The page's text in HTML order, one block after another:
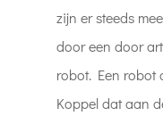
zijn er steeds
door een door
robot. Een robot
Koppel dat aan